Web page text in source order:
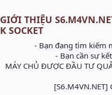
GIỚI THIỆU
K SOCKET
- Bạn đang tìm kiếm
- Bạn cần sự
MÁY CHỦ ĐƯỢC ĐẦU TƯ
[S6.M4VN.NET]